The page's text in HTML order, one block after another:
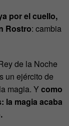
por el cuello,
Rostro: cambia
de la Noche
un ejército de
magia. Ycomo
la magia acaba